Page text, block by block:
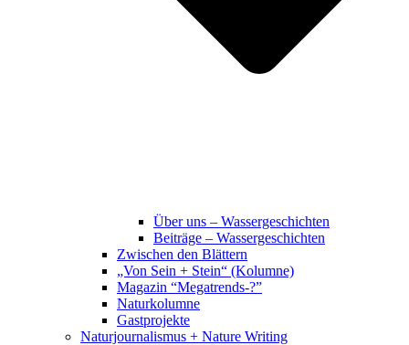
Über uns – Wassergeschichten
Beiträge – Wassergeschichten
Zwischen den Blättern
„Von Sein + Stein“ (Kolumne)
Magazin “Megatrends-?”
Naturkolumne
Gastprojekte
Naturjournalismus + Nature Writing